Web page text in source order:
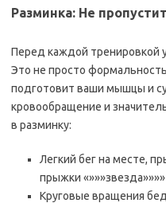
Разминка: Не
Перед каждой тренировкой
Это не просто
подготовит ваши мышцы и
кровообращение и
в разминку:
Легкий бег на месте,
прыжки
Круговые вращения